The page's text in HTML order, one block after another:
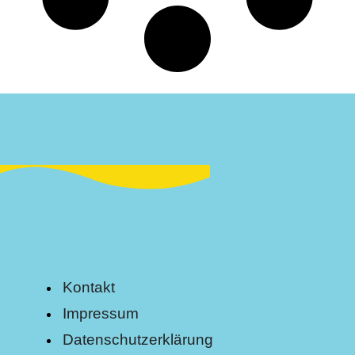
Kontakt
Impressum
Datenschutzerklärung